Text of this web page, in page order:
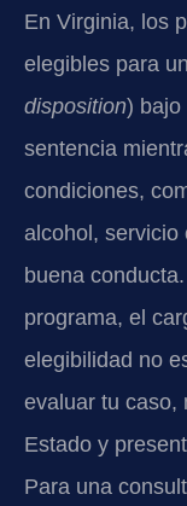
En Virginia, los
elegibles para
disposition) bajo
sentencia
condiciones,
alcohol, servicio
buena
programa, el
elegibilidad no
evaluar tu caso,
Estado y
Para una